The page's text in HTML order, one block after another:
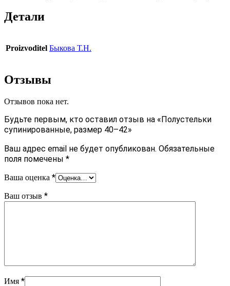
Детали
Proizvoditel Быкова Т.Н.
Отзывы
Отзывов пока нет.
Будьте первым, кто оставил отзыв на «Полустельки
супинированные, размер 40–42»
Ваш адрес email не будет опубликован. Обязательные
поля помечены *
Ваша оценка *
Ваш отзыв *
Имя *